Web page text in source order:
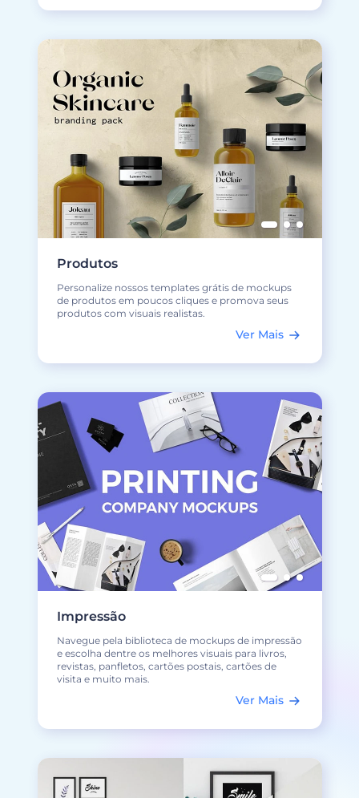
Produtos
Personalize nossos templates grátis de mockups
de produtos em poucos cliques e promova seus
produtos com visuais realistas.
Ver Mais
Impressão
Navegue pela biblioteca de mockups de impressão
e escolha dentre os melhores visuais para livros,
revistas, panfletos, cartões postais, cartões de
visita e muito mais.
Ver Mais